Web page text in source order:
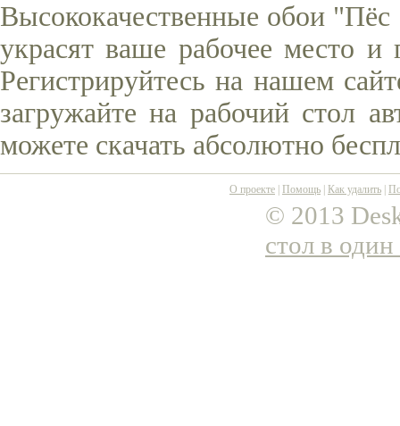
Высококачественные обои
украсят ваше рабочее место и
Регистрируйтесь на нашем
загружайте на рабочий стол
можете скачать абсолютно
О проекте Помощь Как удалить
© 2013
стол в